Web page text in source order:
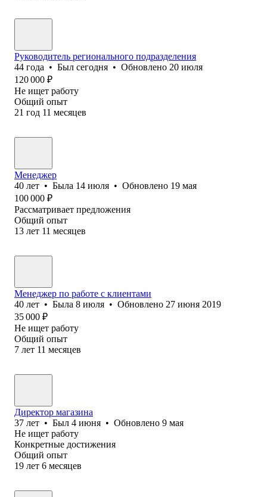
Руководитель регионального подразделения
44 года • Был сегодня • Обновлено 20 июля
120 000 ₽
Не ищет работу
Общий опыт
21 год 11 месяцев
Менеджер
40 лет • Была 14 июля • Обновлено 19 мая
100 000 ₽
Рассматривает предложения
Общий опыт
13 лет 11 месяцев
Менеджер по работе с клиентами
40 лет • Была 8 июля • Обновлено 27 июня 2019
35 000 ₽
Не ищет работу
Общий опыт
7 лет 11 месяцев
Директор магазина
37 лет • Был 4 июня • Обновлено 9 мая
Не ищет работу
Конкретные достижения
Общий опыт
19 лет 6 месяцев